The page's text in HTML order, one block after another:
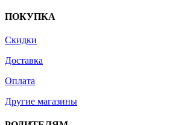
ПОКУПКА
Скидки
Доставка
Оплата
Другие магазины